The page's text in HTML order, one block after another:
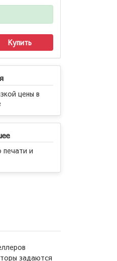
Купить
цены в
печати и
задаются